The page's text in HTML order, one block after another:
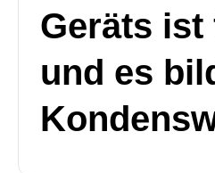
Geräts ist
und es